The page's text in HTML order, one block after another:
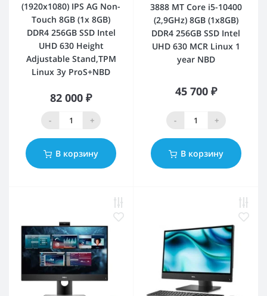
(1920x1080) IPS AG Non-
Touch 8GB (1x 8GB)
DDR4 256GB SSD Intel
UHD 630 Height
Adjustable Stand,TPM
Linux 3y ProS+NBD
82 000 ₽
- +
В корзину
3888 MT Core i5-10400
(2,9GHz) 8GB (1x8GB)
DDR4 256GB SSD Intel
UHD 630 MCR Linux 1
year NBD
45 700 ₽
- +
В корзину